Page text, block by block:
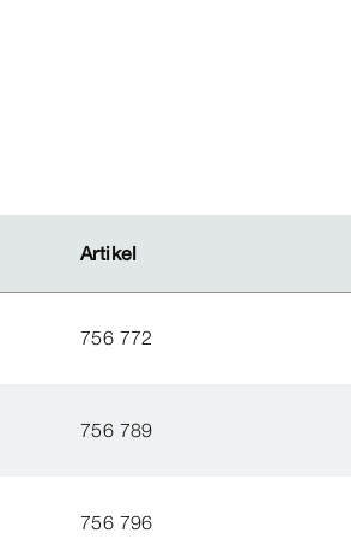
Artikel
Artikel
756 772
756 789
756 796